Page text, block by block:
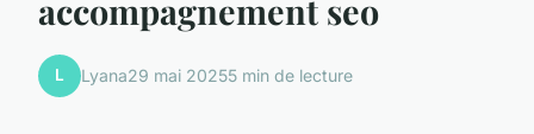
accompagnement seo
L Lyana29 mai 20255 min de lecture